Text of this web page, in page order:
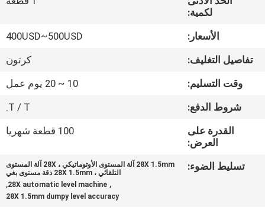
مراقبة
الجودة
اتصل
اقتباس
لكمية:
الأسعار:
400USD~500USD
تفاصيل التغليف:
كرتون
وقت التسليم:
10 ~ 20 يوم عمل
شروط الدفع:
T / T.
القدرة على
العرض:
100 قطعة شهريا
تسليط الضوء:
28X 1.5mm آلة المستوى الأوتوماتيكي ، 28X آلة المستوى
التلقائي ، 28X 1.5mm دقة مستوى بغي
,
28X automatic level machine
,
28X 1.5mm dumpy level accuracy